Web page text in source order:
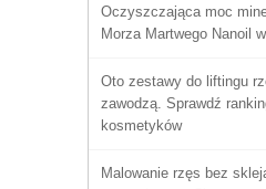
Oczyszczająca moc
Morza Martwego Nanoil
Oto zestawy do liftingu
zawodzą. Sprawdź
kosmetyków
Malowanie rzęs bez